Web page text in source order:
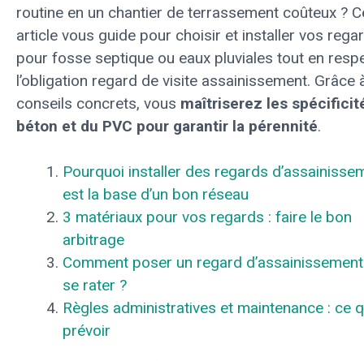
routine en un chantier de terrassement coûteux ?
article vous guide pour choisir et installer vos
pour fosse septique ou eaux pluviales tout en
l’obligation regard de visite assainissement. Grâce
conseils concrets, vous maîtriserez les
béton et du PVC pour garantir la pérennité.
Pourquoi installer des regards
est la base d’un bon réseau
3 matériaux pour vos regards : faire le bon
arbitrage
Comment poser un regard
se rater ?
Règles administratives et maintenance : ce
prévoir